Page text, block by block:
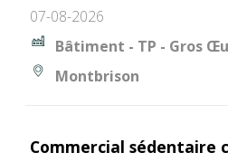
07-08-2026
Bâtiment - TP - Gros
Montbrison
Commercial sédentaire